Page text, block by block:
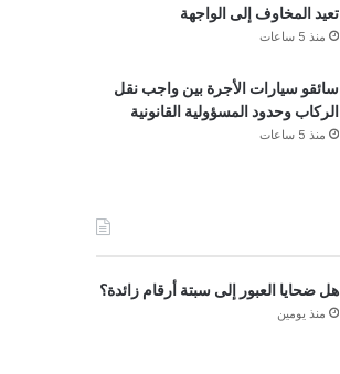
تعيد المخاوف إلى الواجهة
منذ 5 ساعات
سائقو سيارات الأجرة بين واجب نقل
الركاب وحدود المسؤولية القانونية
منذ 5 ساعات
هل ضحايا العبور إلى سبتة أرقام زائدة؟
منذ يومين